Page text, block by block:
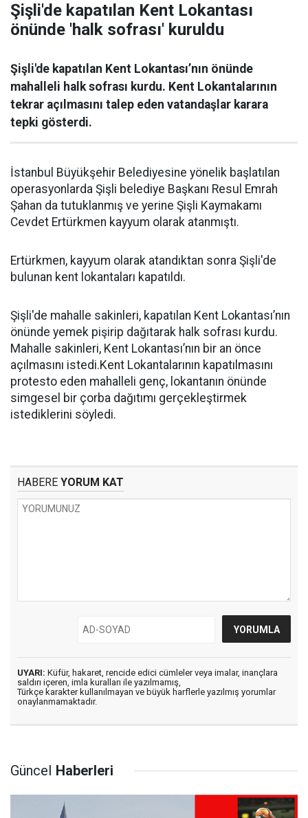
Şişli'de kapatılan Kent Lokantası
önünde 'halk sofrası' kuruldu
Şişli'de kapatılan Kent Lokantası’nın önünde
mahalleli halk sofrası kurdu. Kent Lokantalarının
tekrar açılmasını talep eden vatandaşlar karara
tepki gösterdi.
İstanbul Büyükşehir Belediyesine yönelik başlatılan
operasyonlarda Şişli belediye Başkanı Resul Emrah
Şahan da tutuklanmış ve yerine Şişli Kaymakamı
Cevdet Ertürkmen kayyum olarak atanmıştı.
Ertürkmen, kayyum olarak atandıktan sonra Şişli'de
bulunan kent lokantaları kapatıldı.
Şişli'de mahalle sakinleri, kapatılan Kent Lokantası’nın
önünde yemek pişirip dağıtarak halk sofrası kurdu.
Mahalle sakinleri, Kent Lokantası’nın bir an önce
açılmasını istedi.Kent Lokantalarının kapatılmasını
protesto eden mahalleli genç, lokantanın önünde
simgesel bir çorba dağıtımı gerçekleştirmek
istediklerini söyledi.
HABERE YORUM KAT
UYARI: Küfür, hakaret, rencide edici cümleler veya imalar, inançlara
saldırı içeren, imla kuralları ile yazılmamış,
Türkçe karakter kullanılmayan ve büyük harflerle yazılmış yorumlar
onaylanmamaktadır.
Güncel Haberleri